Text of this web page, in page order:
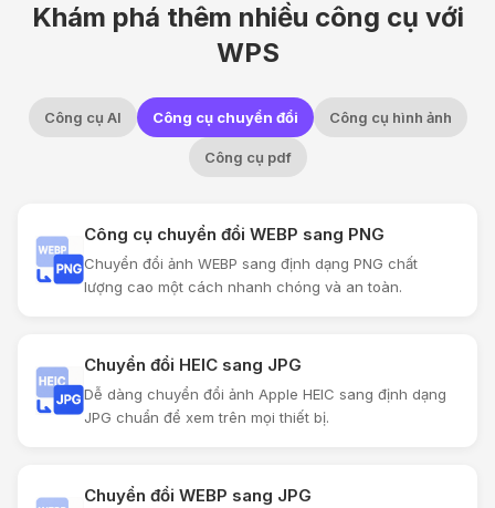
Khám phá thêm nhiều công cụ với
WPS
Công cụ AI Công cụ chuyển đổi Công cụ hình ảnh
Công cụ pdf
Công cụ chuyển đổi WEBP sang PNG
Chuyển đổi ảnh WEBP sang định dạng PNG chất
lượng cao một cách nhanh chóng và an toàn.
Chuyển đổi HEIC sang JPG
Dễ dàng chuyển đổi ảnh Apple HEIC sang định dạng
JPG chuẩn để xem trên mọi thiết bị.
Chuyển đổi WEBP sang JPG